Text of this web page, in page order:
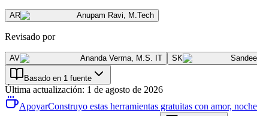
AR Anupam Ravi, M.Tech
Revisado por
AV Ananda Verma, M.S. IT SK
Basado en 1 fuente
Última actualización: 1 de agosto de 2026
ApoyarConstruyo estas herramientas gratuitas con amor,